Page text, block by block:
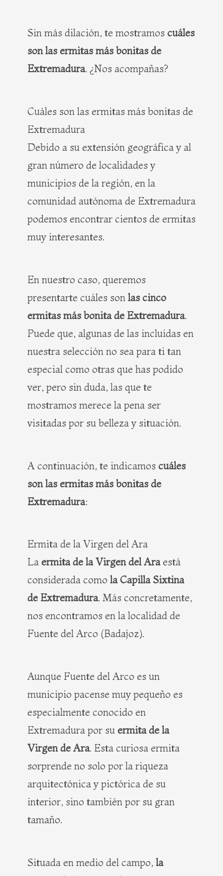
Sin más dilación, te mostramos cuáles
son las ermitas más bonitas de
Extremadura. ¿Nos acompañas?
Cuáles son las ermitas más bonitas de
Extremadura
Debido a su extensión geográfica y al
gran número de localidades y
municipios de la región, en la
comunidad autónoma de Extremadura
podemos encontrar cientos de ermitas
muy interesantes.
En nuestro caso, queremos
presentarte cuáles son las cinco
ermitas más bonita de Extremadura.
Puede que, algunas de las incluidas en
nuestra selección no sea para ti tan
especial como otras que has podido
ver, pero sin duda, las que te
mostramos merece la pena ser
visitadas por su belleza y situación.
A continuación, te indicamos cuáles
son las ermitas más bonitas de
Extremadura:
Ermita de la Virgen del Ara
La ermita de la Virgen del Araestá
considerada como la Capilla Sixtina
de Extremadura. Más concretamente,
nos encontramos en la localidad de
Fuente del Arco (Badajoz).
Aunque Fuente del Arco es un
municipio pacense muy pequeño es
especialmente conocido en
Extremadura por su ermita de la
Virgen de Ara. Esta curiosa ermita
sorprende no solo por la riqueza
arquitectónica y pictórica de su
interior, sino también por su gran
tamaño.
Situada en medio del campo, la